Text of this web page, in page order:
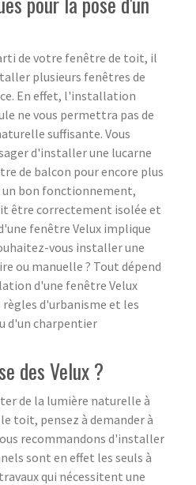
de votre fenêtre de toit, il
plusieurs fenêtres de
En effet, l'installation
ne vous permettra pas de
suffisante. Vous
d'installer une lucarne
de balcon pour encore plus
un bon fonctionnement,
être correctement isolée et
fenêtre Velux implique
vous installer une
ou manuelle ? Tout dépend
d'une fenêtre Velux
d'urbanisme et les
d'un charpentier
des Velux ?
de la lumière naturelle à
toit, pensez à demander à
recommandons d'installer
sont en effet les seuls à
qui nécessitent une